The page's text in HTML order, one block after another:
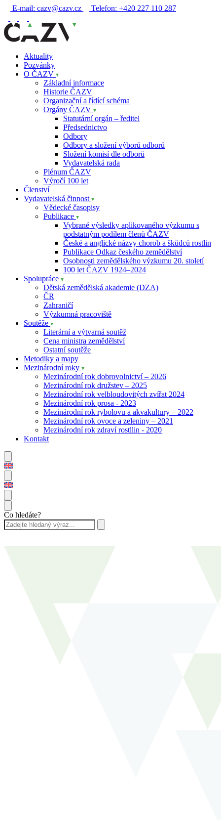
E-mail: cazv@cazv.cz Telefon: +420 227 110 287
Aktuality
Pozvánky
O ČAZV
Základní informace
Historie ČAZV
Organizační a řídící schéma
Orgány ČAZV
Statutární orgán – ředitel
Předsednictvo
Odbory
Odbory a složení výborů odborů
Složení komisí dle odborů
Vydavatelská rada
Plénum ČAZV
Výročí 100 let
Členství
Vydavatelská činnost
Vědecké časopisy
Publikace
Vybrané výsledky aplikovaného výzkumu s
podstatným podílem členů ČAZV
České a anglické názvy chorob a škůdců rostlin
Publikace Odkaz českého zemědělství
Osobnosti zemědělského výzkumu 20. století
100 let ČAZV 1924–2024
Spolupráce
Dětská zemědělská akademie (DZA)
ČR
Zahraničí
Výzkumná pracoviště
Soutěže
Literární a výtvarná soutěž
Cena ministra zemědělství
Ostatní soutěže
Metodiky a mapy
Mezinárodní roky
Mezinárodní rok dobrovolnictví – 2026
Mezinárodní rok družstev – 2025
Mezinárodní rok velbloudovitých zvířat 2024
Mezinárodní rok prosa - 2023
Mezinárodní rok rybolovu a akvakultury – 2022
Mezinárodní rok ovoce a zeleniny – 2021
Mezinárodní rok zdraví rostllin - 2020
Kontakt
Co hledáte?